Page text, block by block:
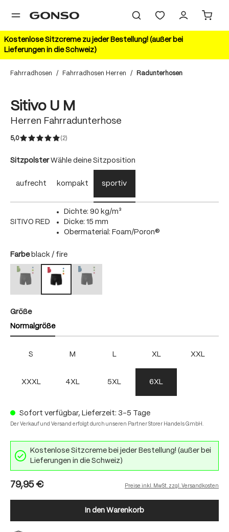
springen
Kostenlose Sitzcreme zu jeder Bestellung! (außer bei
Lieferungen in die Schweiz)
Fahrradhosen / Fahrradhosen Herren / Radunterhosen
Sitivo U M
Herren Fahrradunterhose
5,0 (2)
Sitzpolsterauswählen
Wähle deine Sitzposition
aufrecht kompakt sportiv
SITIVO RED
Dichte: 90 kg/m³
Dicke: 15 mm
Obermaterial: Foam/Poron®
Farbeauswählen
black / fire
black / bright green
(Diese Option ist zurzeit nicht verfügbar.)
black / fireblack / skydiver
(Diese Option ist zurzeit nicht verfügbar.)
Größeauswählen
Normalgröße
S M L XL XXL
XXXL 4XL 5XL 6XL
Sofort verfügbar, Lieferzeit: 3-5 Tage
Der Verkauf und Versand erfolgt durch unseren Partner Storer Handels GmbH.
Kostenlose Sitzcreme bei jeder Bestellung! (außer bei
Lieferungen in die Schweiz)
79,95 € Preise inkl. MwSt. zzgl. Versandkosten
In den Warenkorb